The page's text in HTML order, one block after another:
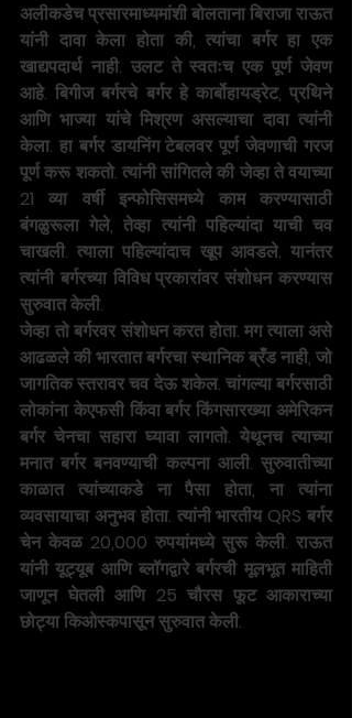
अलीकडेच प्रसारमाध्यमांशी बोलताना बिराजा राऊत
यांनी दावा केला होता की, त्यांचा बर्गर हा एक
खाद्यपदार्थ नाही. उलट ते स्वतःच एक पूर्ण जेवण
आहे. बिगीज बर्गरचे बर्गर हे कार्बोहायड्रेट, प्रथिने
आणि भाज्या यांचे मिश्रण असल्याचा दावा त्यांनी
केला. हा बर्गर डायनिंग टेबलवर पूर्ण जेवणाची गरज
पूर्ण करू शकतो. त्यांनी सांगितले की जेव्हा ते वयाच्या
21 व्या वर्षी इन्फोसिसमध्ये काम करण्यासाठी
बंगळुरूला गेले, तेव्हा त्यांनी पहिल्यांदा याची चव
चाखली. त्याला पहिल्यांदाच खूप आवडले. यानंतर
त्यांनी बर्गरच्या विविध प्रकारांवर संशोधन करण्यास
सुरुवात केली.
जेव्हा तो बर्गरवर संशोधन करत होता. मग त्याला असे
आढळले की भारतात बर्गरचा स्थानिक ब्रँड नाही, जो
जागतिक स्तरावर चव देऊ शकेल. चांगल्या बर्गरसाठी
लोकांना केएफसी किंवा बर्गर किंगसारख्या अमेरिकन
बर्गर चेनचा सहारा घ्यावा लागतो. येथूनच त्याच्या
मनात बर्गर बनवण्याची कल्पना आली. सुरुवातीच्या
काळात त्यांच्याकडे ना पैसा होता, ना त्यांना
व्यवसायाचा अनुभव होता. त्यांनी भारतीय QRS बर्गर
चेन केवळ 20,000 रुपयांमध्ये सुरू केली. राऊत
यांनी यूट्यूब आणि ब्लॉगद्वारे बर्गरची मूलभूत माहिती
जाणून घेतली आणि 25 चौरस फूट आकाराच्या
छोट्या किओस्कपासून सुरुवात केली.